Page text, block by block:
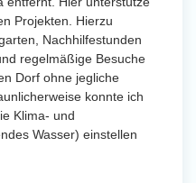
Projekten. Hierzu
Nachhilfestunden
regelmäßige Besuche
Dorf ohne jegliche
konnte ich
Klima- und
Wasser) einstellen